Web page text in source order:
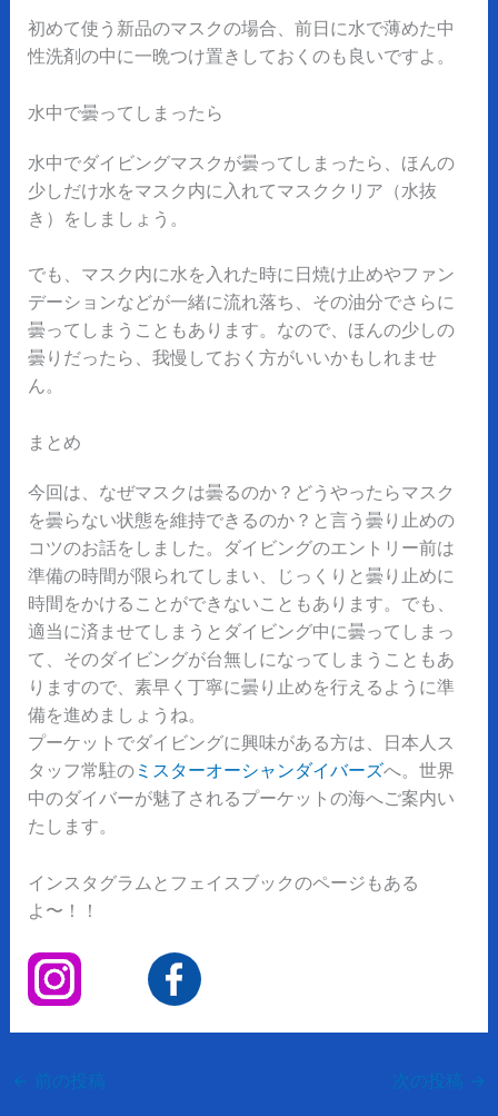
初めて使う新品のマスクの場合、前日に水で薄めた中
性洗剤の中に一晩つけ置きしておくのも良いですよ。
水中で曇ってしまったら
水中でダイビングマスクが曇ってしまったら、ほんの
少しだけ水をマスク内に入れてマスククリア（水抜
き）をしましょう。
でも、マスク内に水を入れた時に日焼け止めやファン
デーションなどが一緒に流れ落ち、その油分でさらに
曇ってしまうこともあります。なので、ほんの少しの
曇りだったら、我慢しておく方がいいかもしれませ
ん。
まとめ
今回は、なぜマスクは曇るのか？どうやったらマスク
を曇らない状態を維持できるのか？と言う曇り止めの
コツのお話をしました。ダイビングのエントリー前は
準備の時間が限られてしまい、じっくりと曇り止めに
時間をかけることができないこともあります。でも、
適当に済ませてしまうとダイビング中に曇ってしまっ
て、そのダイビングが台無しになってしまうこともあ
りますので、素早く丁寧に曇り止めを行えるように準
備を進めましょうね。
プーケットでダイビングに興味がある方は、日本人ス
タッフ常駐のミスターオーシャンダイバーズへ。世界
中のダイバーが魅了されるプーケットの海へご案内い
たします。
インスタグラムとフェイスブックのページもある
よ〜！！
← 前の投稿 次の投稿 →